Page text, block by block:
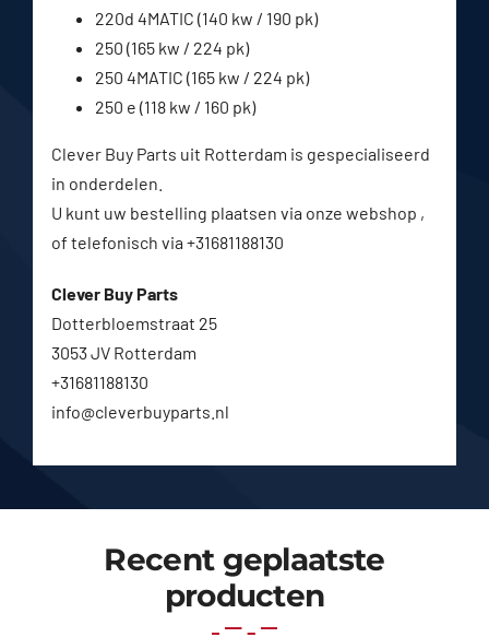
220d 4MATIC (140 kw / 190 pk)
250 (165 kw / 224 pk)
250 4MATIC (165 kw / 224 pk)
250 e (118 kw / 160 pk)
Clever Buy Parts uit Rotterdam is gespecialiseerd
in onderdelen.
U kunt uw bestelling plaatsen via onze webshop ,
of telefonisch via +31681188130
Clever Buy Parts
Dotterbloemstraat 25
3053 JV Rotterdam
+31681188130
info@cleverbuyparts.nl
Recent geplaatste
producten